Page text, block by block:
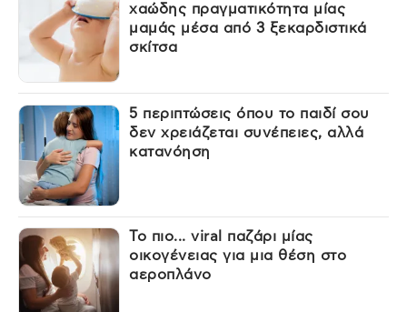
χαώδης πραγματικότητα μίας
μαμάς μέσα από 3 ξεκαρδιστικά
σκίτσα
5 περιπτώσεις όπου το παιδί σου
δεν χρειάζεται συνέπειες, αλλά
κατανόηση
Το πιο... viral παζάρι μίας
οικογένειας για μια θέση στο
αεροπλάνο